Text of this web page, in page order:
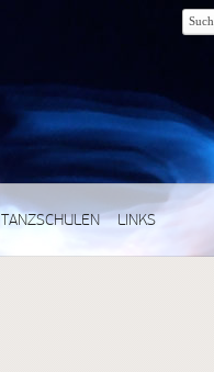
TANZSCHULEN LINKS